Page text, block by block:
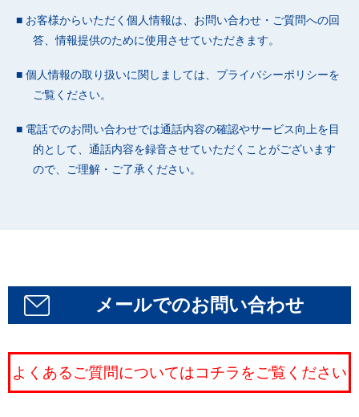
お客様からいただく個人情報は、お問い合わせ・ご質問への回
答、情報提供のために使用させていただきます。
個人情報の取り扱いに関しましては、 プライバシーポリシーを
ご覧ください。
電話でのお問い合わせでは通話内容の確認やサービス向上を目
的として、通話内容を録音させていただくことがございます
ので、ご理解・ご了承ください。
メールでのお問い合わせ
よくあるご質問についてはコチラをご覧ください